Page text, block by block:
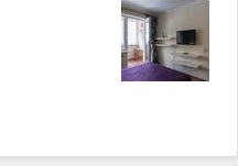
літрів. У санвузлі містка
із закритим загальним
або коляску. Діти та